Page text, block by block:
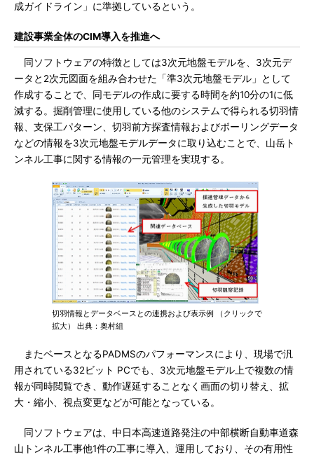
成ガイドライン」に準拠しているという。
建設事業全体のCIM導入を推進へ
同ソフトウェアの特徴としては3次元地盤モデルを、3次元デ
ータと2次元図面を組み合わせた「準3次元地盤モデル」として
作成することで、同モデルの作成に要する時間を約10分の1に低
減する。掘削管理に使用している他のシステムで得られる切羽情
報、支保工パターン、切羽前方探査情報およびボーリングデータ
などの情報を3次元地盤モデルデータに取り込むことで、山岳ト
ンネル工事に関する情報の一元管理を実現する。
切羽情報とデータベースとの連携および表示例 （クリックで
拡大） 出典：奥村組
またベースとなるPADMSのパフォーマンスにより、現場で汎
用されている32ビット PCでも、3次元地盤モデル上で複数の情
報が同時閲覧でき、動作遅延することなく画面の切り替え、拡
大・縮小、視点変更などが可能となっている。
同ソフトウェアは、中日本高速道路発注の中部横断自動車道森
山トンネル工事他1件の工事に導入、運用しており、その有用性